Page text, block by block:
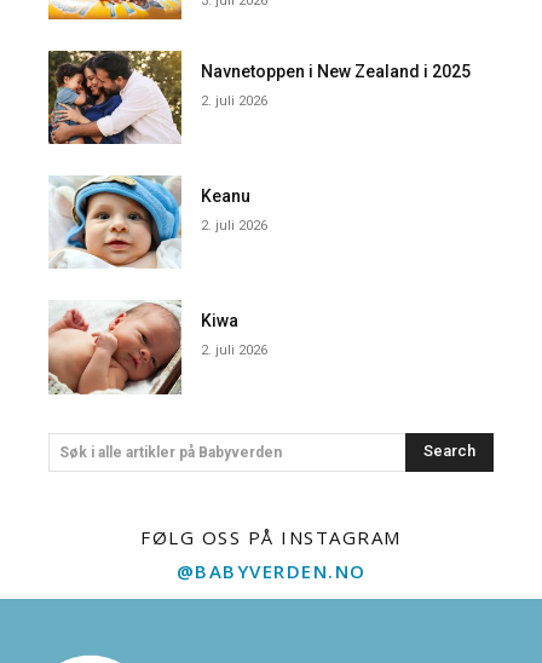
Navnetoppen i New Zealand i 2025
2. juli 2026
Keanu
2. juli 2026
Kiwa
2. juli 2026
Søk i alle artikler på Babyverden Search
FØLG OSS PÅ INSTAGRAM
@BABYVERDEN.NO